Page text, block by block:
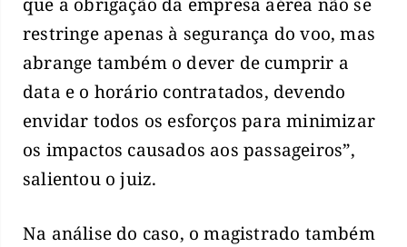
restringe apenas à segurança do voo, mas
abrange também o dever de cumprir a
data e o horário contratados, devendo
envidar todos os esforços para minimizar
os impactos causados aos passageiros”,
salientou o juiz.
Na análise do caso, o magistrado também